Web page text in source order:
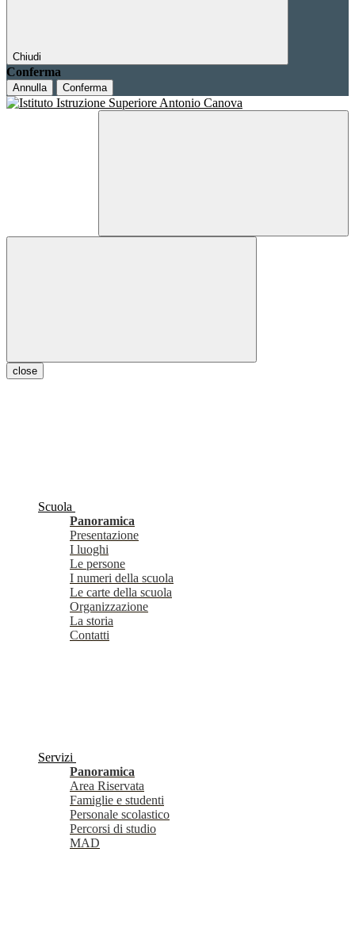
Chiudi
Conferma
Annulla Conferma
close
Scuola
Panoramica
Presentazione
I luoghi
Le persone
I numeri della scuola
Le carte della scuola
Organizzazione
La storia
Contatti
Servizi
Panoramica
Area Riservata
Famiglie e studenti
Personale scolastico
Percorsi di studio
MAD